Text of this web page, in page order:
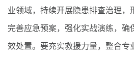
业领域，持续开展隐患排查治理，
完善应急预案，强化实战演练，确
效处置。要充实救援力量，整合专